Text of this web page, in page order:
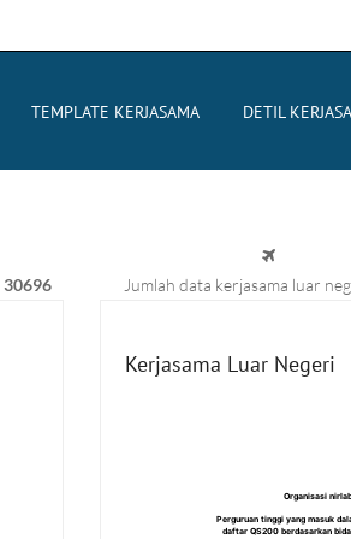
TEMPLATE KERJASAMA DETIL
30696 Jumlah data kerjasama luar
Kerjasama Luar Negeri
Perguruan tinggi yang masuk
daftar QS200 berdasarkan
Perguruan tinggi yang masuk
daftar QS200 berdasarkan
Organisasi
Organisasi